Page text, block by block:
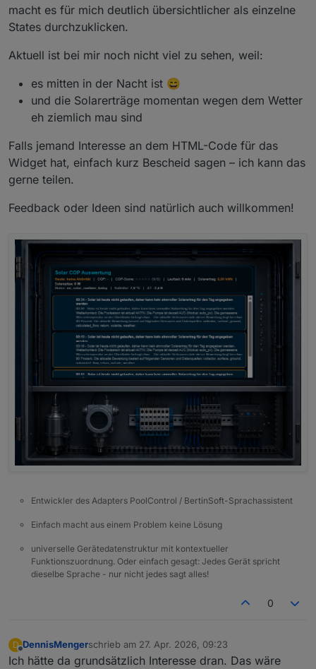
macht es für mich deutlich übersichtlicher als einzelne
States durchzuklicken.
Aktuell ist bei mir noch nicht viel zu sehen, weil:
es mitten in der Nacht ist 😄
und die Solarerträge momentan wegen dem Wetter
eh ziemlich mau sind
Falls jemand Interesse an dem HTML-Code für das
Widget hat, einfach kurz Bescheid sagen – ich kann das
gerne teilen.
Feedback oder Ideen sind natürlich auch willkommen!
Entwickler des Adapters PoolControl / BertinSoft-Sprachassistent
Einfach macht aus einem Problem keine Lösung
universelle Gerätedatenstruktur mit kontextueller
Funktionszuordnung. Oder einfach gesagt: Jedes Gerät spricht
dieselbe Sprache - nur nicht jedes sagt alles!
0
D
Offline
DennisMengerschrieb am 27. Apr. 2026, 09:23
zuletzt editiert von
Ich hätte da grundsätzlich Interesse dran. Das wäre